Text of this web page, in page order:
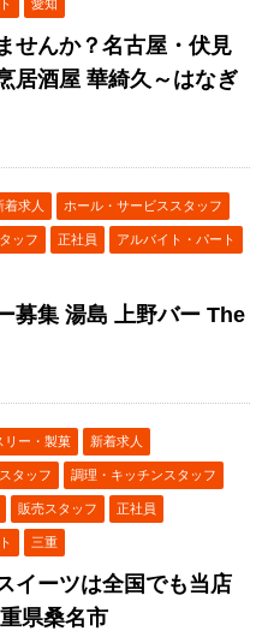
愛知
せんか？名古屋・伏見
居酒屋 華綺久～はなぎ
着求人 ホール・サービススタッフ
ッフ 正社員 アルバイト・パート
募集 湯島 上野バー The
リー・製菓 新着求人
タッフ 調理・キッチンスタッフ
販売スタッフ 正社員
三重
イーツは全国でも当店
県桑名市